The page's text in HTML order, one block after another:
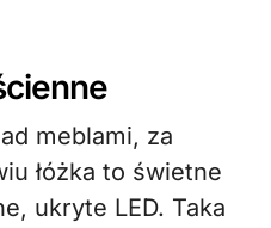
meblami, za
łóżka to świetne
ukryte LED. Taka